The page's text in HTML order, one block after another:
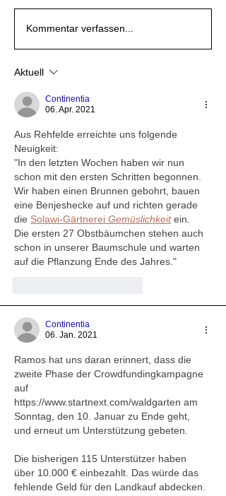
Spiritual Ecology—The
Eine Welt, in der weder
Spiritual Ecology—The
Eine Welt, in der weder
Spiritual Ecology—The
Kommentar verfassen...
Aktuell
Continentia
06. Apr. 2021
Aus Rehfelde erreichte uns folgende
Neuigkeit:
"In den letzten Wochen haben wir nun
schon mit den ersten Schritten begonnen.
Wir haben einen Brunnen gebohrt, bauen
eine Benjeshecke auf und richten gerade
die Solawi-Gärtnerei Gemüslichkeit ein.
Die ersten 27 Obstbäumchen stehen auch
schon in unserer Baumschule und warten
auf die Pflanzung Ende des Jahres."
Continentia
06. Jan. 2021
Ramos hat uns daran erinnert, dass die
zweite Phase der Crowdfundingkampagne
auf
https://www.startnext.com/waldgarten am
Sonntag, den 10. Januar zu Ende geht,
und erneut um Unterstützung gebeten.
Die bisherigen 115 Unterstützer haben
über 10.000 € einbezahlt. Das würde das
fehlende Geld für den Landkauf abdecken.